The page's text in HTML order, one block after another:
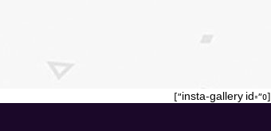
[insta-gallery id="0"]